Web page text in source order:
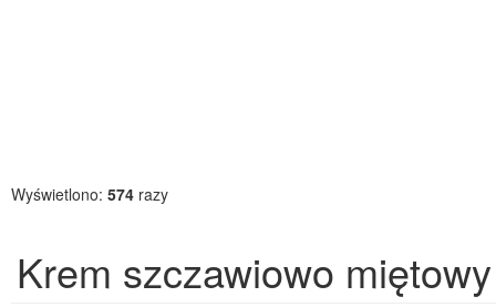
Wyświetlono: 574 razy
Krem szczawiowo miętowy